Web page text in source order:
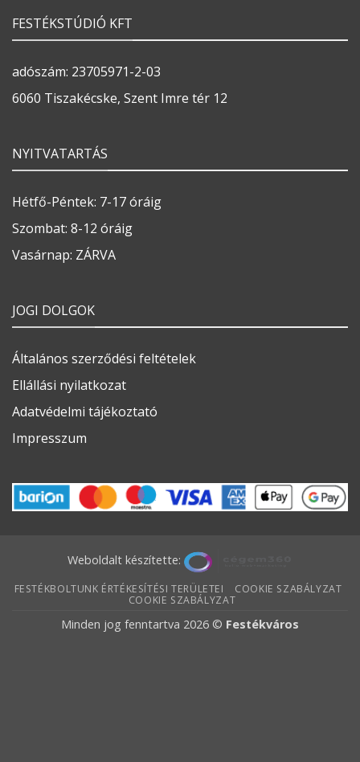
FESTÉKSTÚDIÓ KFT
adószám: 23705971-2-03
6060 Tiszakécske, Szent Imre tér 12
NYITVATARTÁS
Hétfő-Péntek: 7-17 óráig
Szombat: 8-12 óráig
Vasárnap: ZÁRVA
JOGI DOLGOK
Általános szerződési feltételek
Ellállási nyilatkozat
Adatvédelmi tájékoztató
Impresszum
Weboldalt készítette:
FESTÉKBOLTUNK ÉRTÉKESÍTÉSI TERÜLETEI
COOKIE SZABÁLYZAT
COOKIE SZABÁLYZAT
Minden jog fenntartva 2026 © Festékváros